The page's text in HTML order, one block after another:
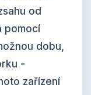
od
pomocí
dobu,
-
zařízení